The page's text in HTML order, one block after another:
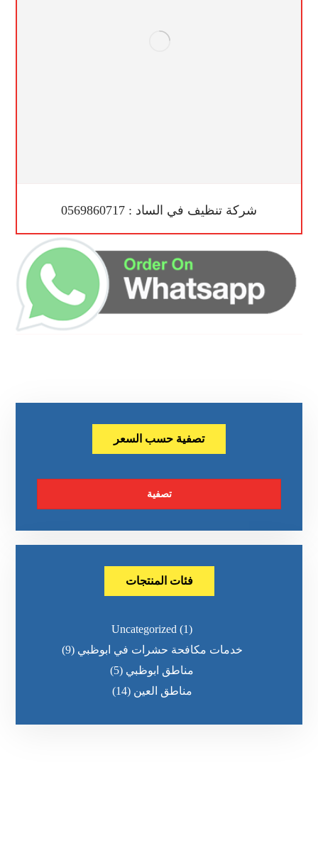
شركة تنظيف في الساد : 0569860717
تصفية حسب السعر
تصفية
فئات المنتجات
Uncategorized (1)
خدمات مكافحة حشرات في ابوظبي (9)
مناطق ابوظبي (5)
مناطق العين (14)